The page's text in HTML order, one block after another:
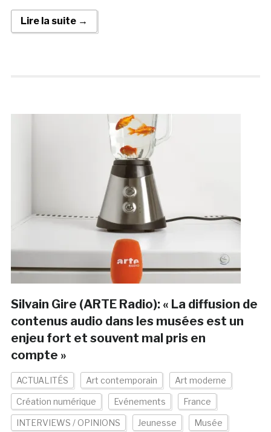
Lire la suite →
Silvain Gire (ARTE Radio): « La diffusion de
contenus audio dans les musées est un
enjeu fort et souvent mal pris en
compte »
ACTUALITÉS Art contemporain Art moderne
Création numérique Evénements France
INTERVIEWS / OPINIONS Jeunesse Musée